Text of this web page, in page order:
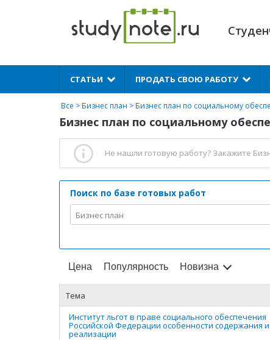
СТАТЬИ ПРОДАТЬ СВОЮ РАБОТУ
Все >Бизнес план >Бизнес план по социальному
Бизнес план по социальному
Не нашли готовую работу? Закажите
Поиск по базе готовых работ
Бизнес план
Цена Популярность Новизна
Тема
Институт льгот в праве социального обеспечения
Российской Федерации особенности содержания и
реализации